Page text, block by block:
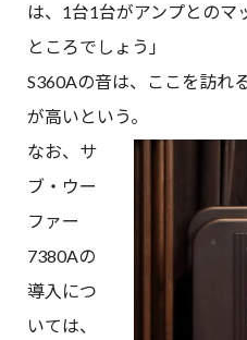
は、1台1台がアンプとのマ
ところでしょう」
S360Aの音は、ここを訪れ
が高いという。
なお、サ
ブ・ウー
ファー
7380Aの
導入につ
いては、